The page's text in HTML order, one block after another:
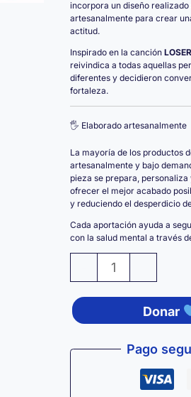
incorpora un diseño
artesanalmente para crear
actitud.
Inspirado en la canción
reivindica a todas aquellas
diferentes y decidieron
fortaleza.
🖐️ Elaborado artesanalmente
La mayoría de los productos
artesanalmente y bajo
pieza se prepara,
ofrecer el mejor acabado
y reduciendo el desperdicio
Cada aportación ayuda a
con la salud mental a través
Cuadro
de
Madera
LOSERS
Donar
Pago